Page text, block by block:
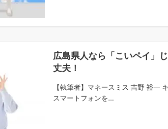
広島県人なら「こいペイ」
丈夫！
【執筆者】マネースミス 吉野 裕一
スマートフォンを...